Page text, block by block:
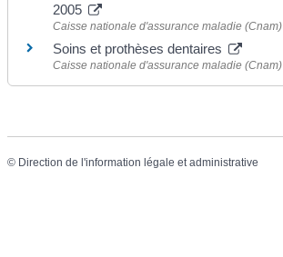
2005
Caisse nationale d'assurance maladie (Cnam)
Soins et prothèses dentaires
Caisse nationale d'assurance maladie (Cnam)
© Direction de l'information légale et administrative